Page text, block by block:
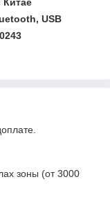
USB
зоны (от 3000